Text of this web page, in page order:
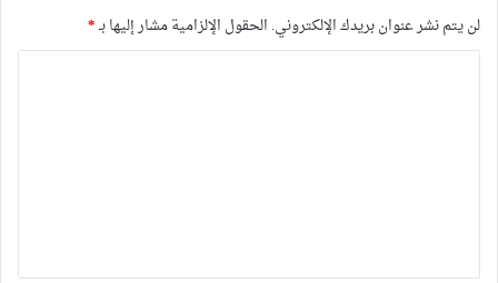
لن يتم نشر عنوان بريدك الإلكتروني. الحقول الإلزامية مشار إليها بـ*